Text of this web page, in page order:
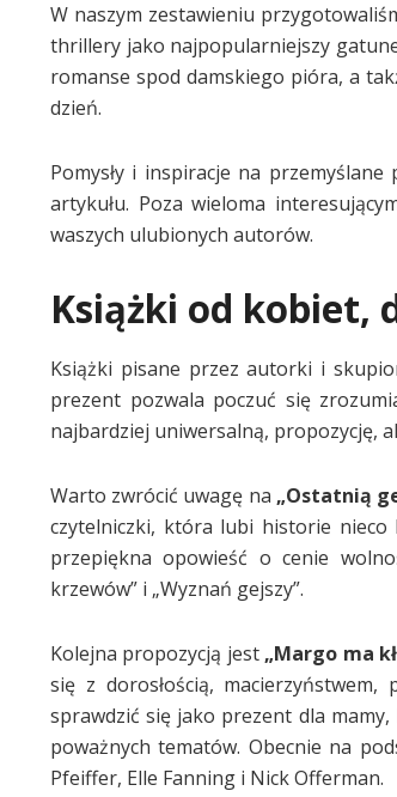
W naszym zestawieniu
thrillery jako najpopularniejszy
romanse spod damskiego pióra, a
dzień.
Pomysły i inspiracje na
artykułu. Poza wieloma
waszych ulubionych autorów.
Książki od kobiet,
Książki pisane przez autorki i
prezent pozwala poczuć się
najbardziej uniwersalną, propozycję,
Warto zwrócić uwagę na „Ostatnią
czytelniczki, która lubi historie
przepiękna opowieść o cenie
krzewów” i „Wyznań gejszy”.
Kolejna propozycją jest „Margo ma
się z dorosłością,
sprawdzić się jako prezent dla
poważnych tematów. Obecnie na
Pfeiffer, Elle Fanning i Nick Offerman.